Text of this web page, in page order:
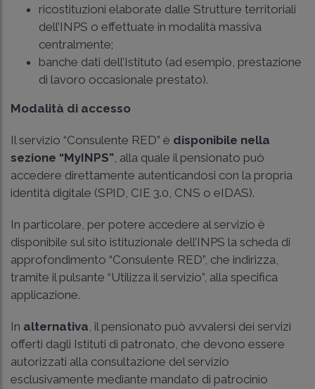
ricostituzioni elaborate dalle Strutture territoriali
dell’INPS o effettuate in modalità massiva
centralmente;
banche dati dell’Istituto (ad esempio, prestazione
di lavoro occasionale prestato).
Modalità di accesso
Il servizio “Consulente RED” è disponibile nella
sezione “MyINPS”, alla quale il pensionato può
accedere direttamente autenticandosi con la propria
identità digitale (SPID, CIE 3.0, CNS o eIDAS).
In particolare, per potere accedere al servizio è
disponibile sul sito istituzionale dell’INPS la scheda di
approfondimento “Consulente RED”, che indirizza,
tramite il pulsante “Utilizza il servizio”, alla specifica
applicazione.
In alternativa, il pensionato può avvalersi dei servizi
offerti dagli Istituti di patronato, che devono essere
autorizzati alla consultazione del servizio
esclusivamente mediante mandato di patrocinio